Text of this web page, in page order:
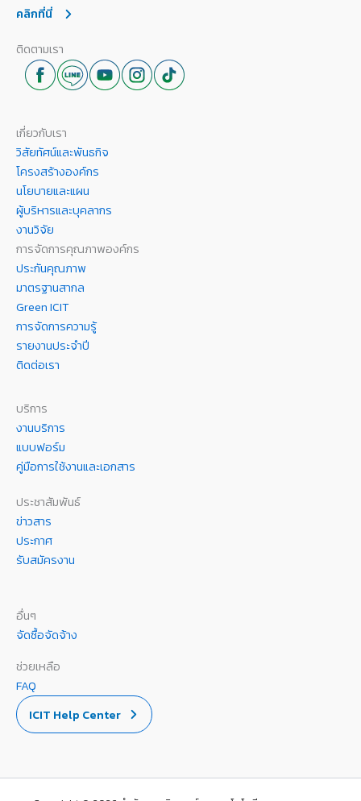
คลิกที่นี่
ติดตามเรา
เกี่ยวกับเรา
วิสัยทัศน์และพันธกิจ
โครงสร้างองค์กร
นโยบายและแผน
ผู้บริหารและบุคลากร
งานวิจัย
การจัดการคุณภาพองค์กร
ประกันคุณภาพ
มาตรฐานสากล
Green ICIT
การจัดการความรู้
รายงานประจำปี
ติดต่อเรา
บริการ
งานบริการ
แบบฟอร์ม
คู่มือการใช้งานและเอกสาร
ประชาสัมพันธ์
ข่าวสาร
ประกาศ
รับสมัครงาน
อื่นๆ
จัดซื้อจัดจ้าง
ช่วยเหลือ
FAQ
ICIT Help Center